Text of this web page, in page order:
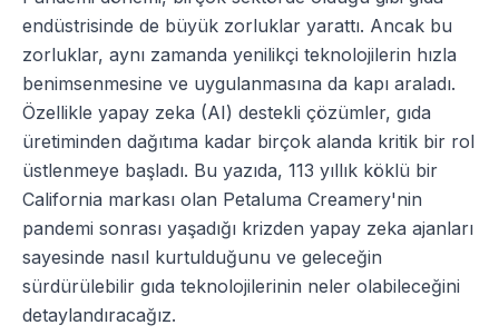
endüstrisinde de büyük zorluklar yarattı. Ancak bu
zorluklar, aynı zamanda yenilikçi teknolojilerin hızla
benimsenmesine ve uygulanmasına da kapı araladı.
Özellikle yapay zeka (AI) destekli çözümler, gıda
üretiminden dağıtıma kadar birçok alanda kritik bir rol
üstlenmeye başladı. Bu yazıda, 113 yıllık köklü bir
California markası olan Petaluma Creamery'nin
pandemi sonrası yaşadığı krizden yapay zeka ajanları
sayesinde nasıl kurtulduğunu ve geleceğin
sürdürülebilir gıda teknolojilerinin neler olabileceğini
detaylandıracağız.